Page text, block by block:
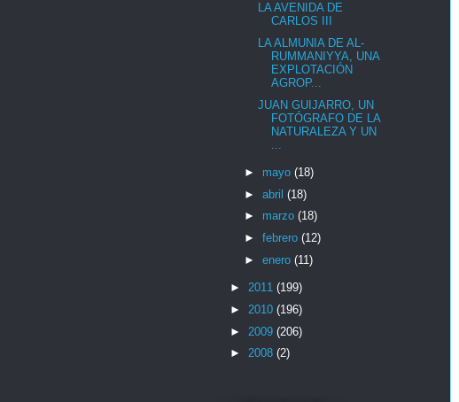
LA AVENIDA DE
CARLOS III
LA ALMUNIA DE AL-
RUMMANIYYA, UNA
EXPLOTACIÓN
AGROP...
JUAN GUIJARRO, UN
FOTÓGRAFO DE LA
NATURALEZA Y UN
► mayo (18)
► abril (18)
► marzo (18)
► febrero (12)
► enero (11)
► 2011 (199)
► 2010 (196)
► 2009 (206)
► 2008 (2)